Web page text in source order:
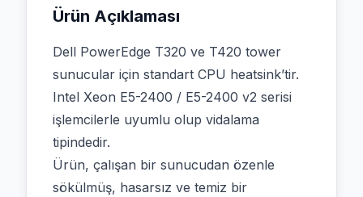
Ürün Açıklaması
Dell PowerEdge T320 ve T420 tower
sunucular için standart CPU heatsink’tir.
Intel Xeon E5-2400 / E5-2400 v2 serisi
işlemcilerle uyumlu olup vidalama
tipindedir.
Ürün, çalışan bir sunucudan özenle
sökülmüş, hasarsız ve temiz bir